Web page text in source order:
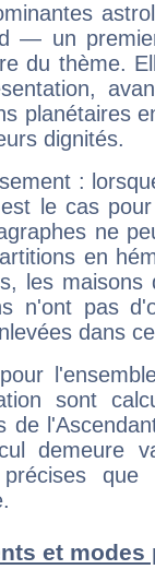
— un
du thème.
planétaires
dignités.
:
le cas
ne
en
les maisons
n'ont pas
dans
sont
de
demeure
précises que
et